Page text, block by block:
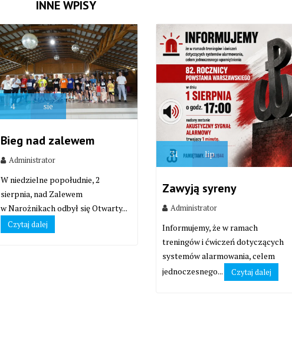
INNE WPISY
4 sie
Bieg nad zalewem
Administrator
W niedzielne popołudnie, 2
sierpnia, nad Zalewem
w Narożnikach odbył się Otwarty...
Czytaj dalej
31 lip
Zawyją syreny
Administrator
Informujemy, że w ramach
treningów i ćwiczeń dotyczących
systemów alarmowania, celem
jednoczesnego...
Czytaj dalej